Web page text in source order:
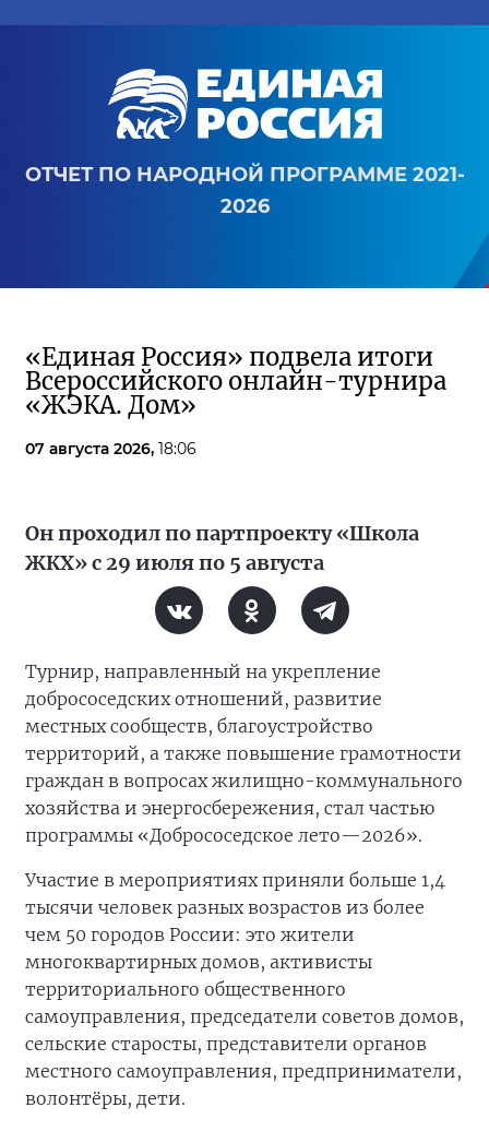
ОТЧЕТ ПО НАРОДНОЙ ПРОГРАММЕ 2021-
2026
«Единая Россия» подвела итоги
Всероссийского онлайн-турнира
«ЖЭКА. Дом»
07 августа 2026, 18:06
Он проходил по партпроекту «Школа
ЖКХ» с 29 июля по 5 августа
Турнир, направленный на укрепление
добрососедских отношений, развитие
местных сообществ, благоустройство
территорий, а также повышение грамотности
граждан в вопросах жилищно-коммунального
хозяйства и энергосбережения, стал частью
программы «Добрососедское лето—2026».
Участие в мероприятиях приняли больше 1,4
тысячи человек разных возрастов из более
чем 50 городов России: это жители
многоквартирных домов, активисты
территориального общественного
самоуправления, председатели советов домов,
сельские старосты, представители органов
местного самоуправления, предприниматели,
волонтёры, дети.